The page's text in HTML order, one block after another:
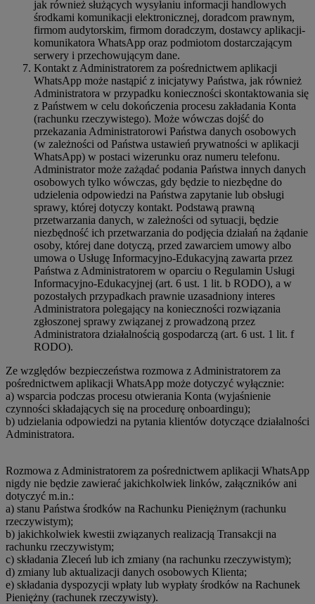
jak również służących wysyłaniu informacji handlowych
środkami komunikacji elektronicznej, doradcom prawnym,
firmom audytorskim, firmom doradczym, dostawcy aplikacji-
komunikatora WhatsApp oraz podmiotom dostarczającym
serwery i przechowującym dane.
Kontakt z Administratorem za pośrednictwem aplikacji
WhatsApp może nastąpić z inicjatywy Państwa, jak również
Administratora w przypadku konieczności skontaktowania się
z Państwem w celu dokończenia procesu zakładania Konta
(rachunku rzeczywistego). Może wówczas dojść do
przekazania Administratorowi Państwa danych osobowych
(w zależności od Państwa ustawień prywatności w aplikacji
WhatsApp) w postaci wizerunku oraz numeru telefonu.
Administrator może zażądać podania Państwa innych danych
osobowych tylko wówczas, gdy będzie to niezbędne do
udzielenia odpowiedzi na Państwa zapytanie lub obsługi
sprawy, której dotyczy kontakt. Podstawą prawną
przetwarzania danych, w zależności od sytuacji, będzie
niezbędność ich przetwarzania do podjęcia działań na żądanie
osoby, której dane dotyczą, przed zawarciem umowy albo
umowa o Usługę Informacyjno-Edukacyjną zawarta przez
Państwa z Administratorem w oparciu o Regulamin Usługi
Informacyjno-Edukacyjnej (art. 6 ust. 1 lit. b RODO), a w
pozostałych przypadkach prawnie uzasadniony interes
Administratora polegający na konieczności rozwiązania
zgłoszonej sprawy związanej z prowadzoną przez
Administratora działalnością gospodarczą (art. 6 ust. 1 lit. f
RODO).
Ze względów bezpieczeństwa rozmowa z Administratorem za
pośrednictwem aplikacji WhatsApp może dotyczyć wyłącznie:
a) wsparcia podczas procesu otwierania Konta (wyjaśnienie
czynności składających się na procedurę onboardingu);
b) udzielania odpowiedzi na pytania klientów dotyczące działalności
Administratora.
Rozmowa z Administratorem za pośrednictwem aplikacji WhatsApp
nigdy nie będzie zawierać jakichkolwiek linków, załączników ani
dotyczyć m.in.:
a) stanu Państwa środków na Rachunku Pieniężnym (rachunku
rzeczywistym);
b) jakichkolwiek kwestii związanych realizacją Transakcji na
rachunku rzeczywistym;
c) składania Zleceń lub ich zmiany (na rachunku rzeczywistym);
d) zmiany lub aktualizacji danych osobowych Klienta;
e) składania dyspozycji wpłaty lub wypłaty środków na Rachunek
Pieniężny (rachunek rzeczywisty).